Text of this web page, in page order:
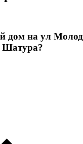
дом на ул
Шатура?